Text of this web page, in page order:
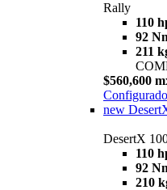
Rally
110
92
211
$560,600
new
DesertX
110
92
210